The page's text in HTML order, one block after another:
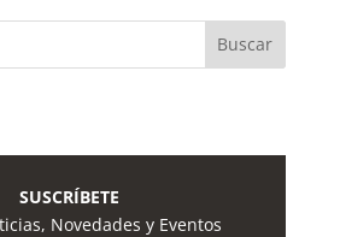
SUSCRÍBETE
Novedades y Eventos